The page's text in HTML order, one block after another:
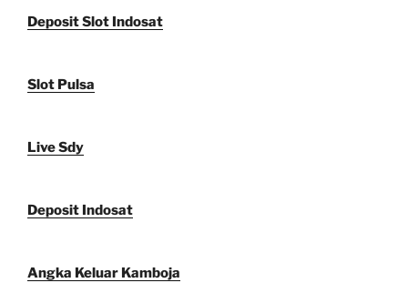
Deposit Slot Indosat
Slot Pulsa
Live Sdy
Deposit Indosat
Angka Keluar Kamboja